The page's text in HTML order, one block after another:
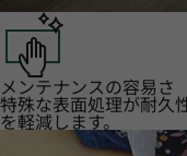
メンテナンスの容易さ
特殊な表面処理が耐久
を軽減します。